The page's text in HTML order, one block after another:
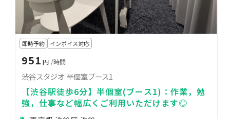
即時予約 インボイス対応
951 円 /時間
渋谷スタジオ 半個室ブース1
【渋谷駅徒歩6分】半個室(ブース1)：作業，勉
強，仕事など幅広くご利用いただけます◎